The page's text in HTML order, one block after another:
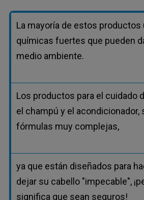
La mayoría de estos
químicas fuertes que pueden
medio ambiente.
Los productos para el cuidado
el champú y el acondicionador,
fórmulas muy complejas,
ya que están diseñados para
dejar su cabello "impecable",
significa que sean seguros!